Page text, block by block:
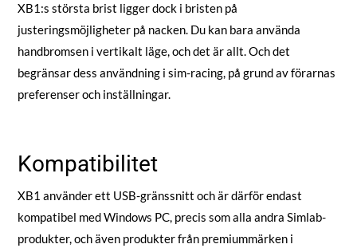
XB1:s största brist ligger dock i bristen på
justeringsmöjligheter på nacken. Du kan bara använda
handbromsen i vertikalt läge, och det är allt. Och det
begränsar dess användning i sim-racing, på grund av förarnas
preferenser och inställningar.
Kompatibilitet
XB1 använder ett USB-gränssnitt och är därför endast
kompatibel med Windows PC, precis som alla andra Simlab-
produkter, och även produkter från premiummärken i